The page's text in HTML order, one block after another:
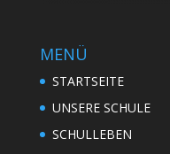
MENÜ
STARTSEITE
UNSERE SCHULE
SCHULLEBEN